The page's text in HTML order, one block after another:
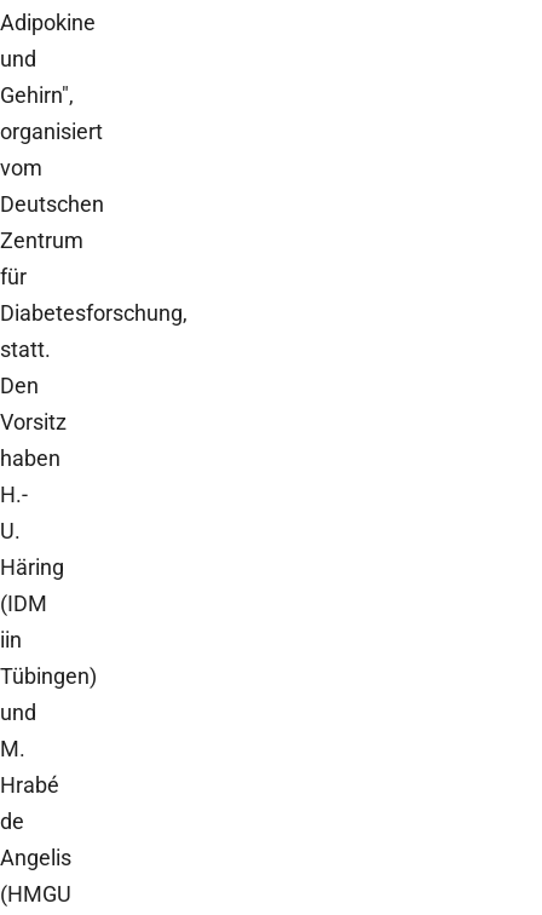
Adipokine
und
Gehirn",
organisiert
vom
Deutschen
Zentrum
für
Diabetesforschung,
statt.
Den
Vorsitz
haben
H.-
U.
Häring
(IDM
iin
Tübingen)
und
M.
Hrabé
de
Angelis
(HMGU